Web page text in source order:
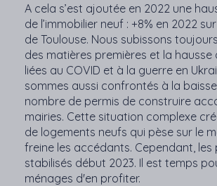
A cela s’est ajoutée en 2022 une
de l’immobilier neuf : +8% en 2022
de Toulouse. Nous subissons
des matières premières et la hausse
liées au COVID et à la guerre en
sommes aussi confrontés à la
nombre de permis de construire
mairies. Cette situation complexe
de logements neufs qui pèse sur le
freine les accédants. Cependant, les
stabilisés début 2023. Il est temps
ménages d'en profiter.